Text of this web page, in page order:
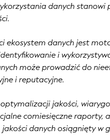
danych stanowi
ekosystem danych jest
i
może prowadzić do
i reputacyjne.
jakości,
comiesięczne raporty,
danych osiągnięty w